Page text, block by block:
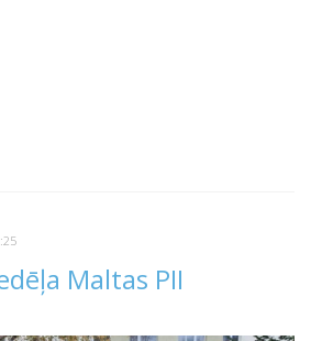
Maltas PII